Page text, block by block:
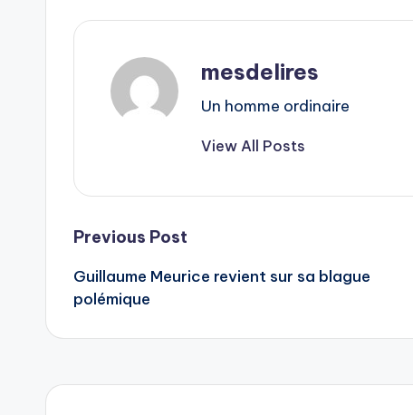
mesdelires
Un homme ordinaire
View All Posts
Post
navigation
Previous Post
Guillaume Meurice revient sur sa blague
polémique